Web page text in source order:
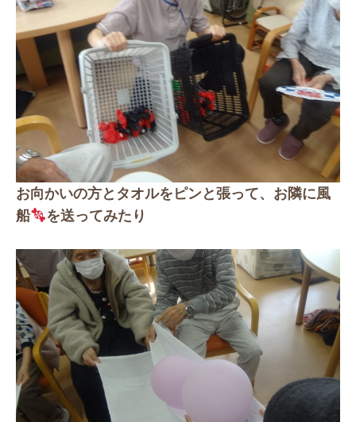
お向かいの方とタオルをピンと張って、お隣に風
船
を送ってみたり